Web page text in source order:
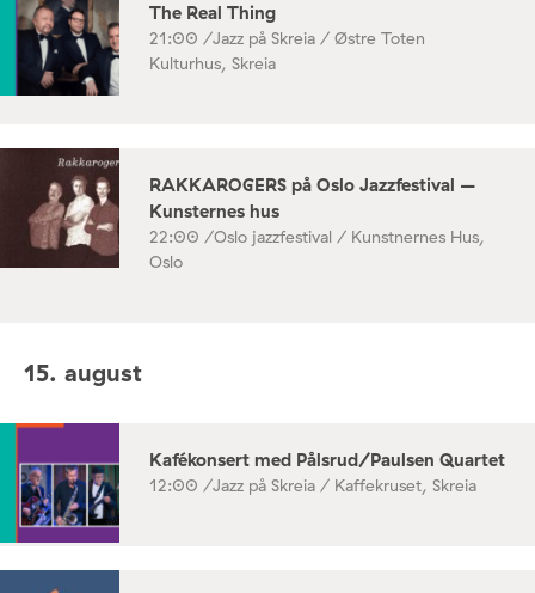
The Real Thing
21:00 /Jazz på Skreia / Østre Toten
Kulturhus, Skreia
RAKKAROGERS på Oslo Jazzfestival –
Kunsternes hus
22:00 /Oslo jazzfestival / Kunstnernes Hus,
Oslo
15. august
Kafékonsert med Pålsrud/Paulsen Quartet
12:00 /Jazz på Skreia / Kaffekruset, Skreia